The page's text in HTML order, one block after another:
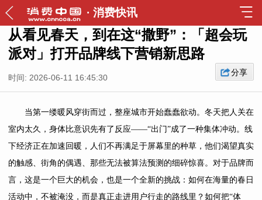
· 消费快讯
从看见春天，到在这“撒野”：「超会玩
派对」打开品牌线下营销新思路
时间: 2026-06-11 16:45:30
分享
当第一缕暖风穿街而过，整座城市开始蠢蠢欲动。冬天把人关在
室内太久，身体比意识先有了反应——“出门”成了一种集体冲动。线
下经济正在加速回暖，人们不再满足于屏幕里的种草，他们渴望真实
的触感、街角的偶遇、那些无法被算法预测的细碎惊喜。对于品牌而
言，这是一个巨大的机会，也是一个全新的挑战：如何在海量的春日
活动中，不被淹没，而是真正走进用户行走的路线里？如何把“体